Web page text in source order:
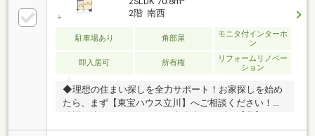
2階 南西
駐車場あり 角部屋
モニタ付インターホ
ン
即入居可 所有権
リフォームリノベー
ション
◆理想の住まい探しを全力サポート！お家探しを始め
たら、まず【東宝ハウス立川】へご相談ください！ご
【理想】をお聞かせください。お客様に【安心・安